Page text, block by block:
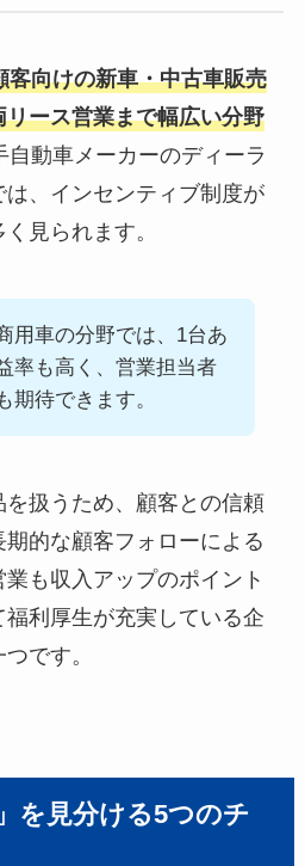
客向けの新車・中古車販売
ース営業まで幅広い分野
自動車メーカーのディーラ
、インセンティブ制度が
見られます。
用車の分野では、1台あ
率も高く、営業担当者
期待できます。
扱うため、顧客との信頼
的な顧客フォローによる
も収入アップのポイント
利厚生が充実している企
です。
を見分ける5つのチ